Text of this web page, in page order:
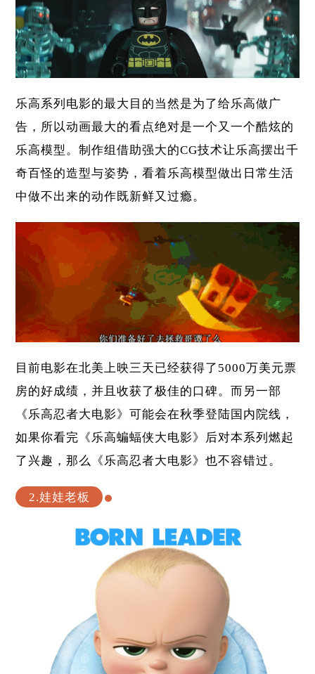
乐高系列电影的最大目的当然是为了给乐高做广
告，所以动画最大的看点绝对是一个又一个酷炫的
乐高模型。制作组借助强大的CG技术让乐高摆出千
奇百怪的造型与姿势，看着乐高模型做出日常生活
中做不出来的动作既新鲜又过瘾。
目前电影在北美上映三天已经获得了5000万美元票
房的好成绩，并且收获了极佳的口碑。而另一部
《乐高忍者大电影》可能会在秋季登陆国内院线，
如果你看完《乐高蝙蝠侠大电影》后对本系列燃起
了兴趣，那么《乐高忍者大电影》也不容错过。
2.娃娃老板